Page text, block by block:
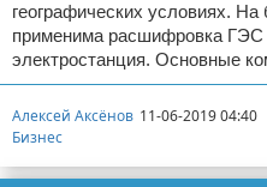
географических условиях.
применима расшифровка ГЭС
электростанция. Основные
Алексей Аксёнов 11-06-2019 04:40
Бизнес